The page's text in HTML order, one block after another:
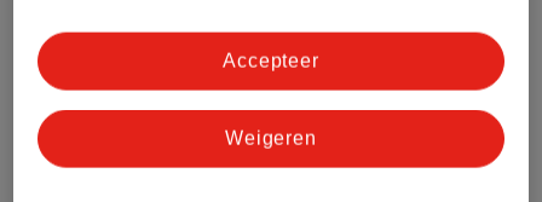
Bestel & Bezorginformatie
Bekijk ook
Weigeren
Accepteer